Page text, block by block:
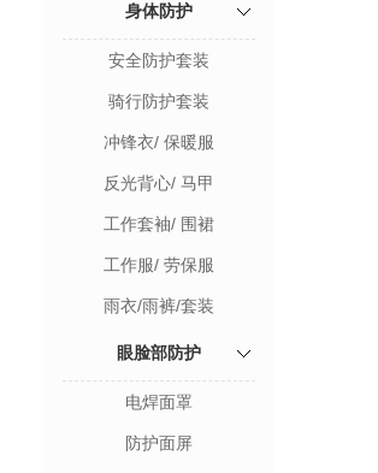
身体防护
安全防护套装
骑行防护套装
冲锋衣/ 保暖服
反光背心/ 马甲
工作套袖/ 围裙
工作服/ 劳保服
雨衣/雨裤/套装
眼脸部防护
电焊面罩
防护面屏